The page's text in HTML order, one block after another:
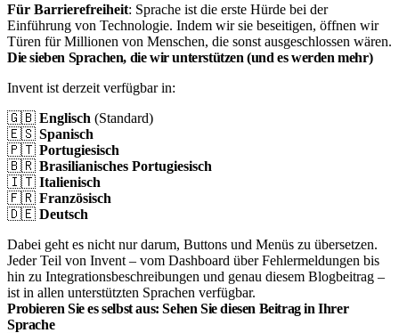
Für Barrierefreiheit: Sprache ist die erste Hürde bei der
Einführung von Technologie. Indem wir sie beseitigen, öffnen wir
Türen für Millionen von Menschen, die sonst ausgeschlossen wären.
Die sieben Sprachen, die wir unterstützen (und es werden mehr)
Invent ist derzeit verfügbar in:
🇬🇧 Englisch (Standard)
🇪🇸 Spanisch
🇵🇹 Portugiesisch
🇧🇷 Brasilianisches Portugiesisch
🇮🇹 Italienisch
🇫🇷 Französisch
🇩🇪 Deutsch
Dabei geht es nicht nur darum, Buttons und Menüs zu übersetzen.
Jeder Teil von Invent – vom Dashboard über Fehlermeldungen bis
hin zu Integrationsbeschreibungen und genau diesem Blogbeitrag –
ist in allen unterstützten Sprachen verfügbar.
Probieren Sie es selbst aus: Sehen Sie diesen Beitrag in Ihrer
Sprache